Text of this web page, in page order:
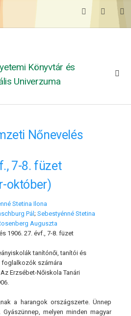
Könyvtár és
Univerzuma
Nőnevelés
7-8. füzet
október)
Stetina Ilona
Pál; Sebestyénné Stetina
Auguszta
1906. 27. évf., 7-8. füzet
tanítónői, tanítói és
foglalkozók számára
Az Erzsébet-Nőiskola Tanári
a harangok országszerte. Ünnep
Gyászünnep, melyen minden magyar